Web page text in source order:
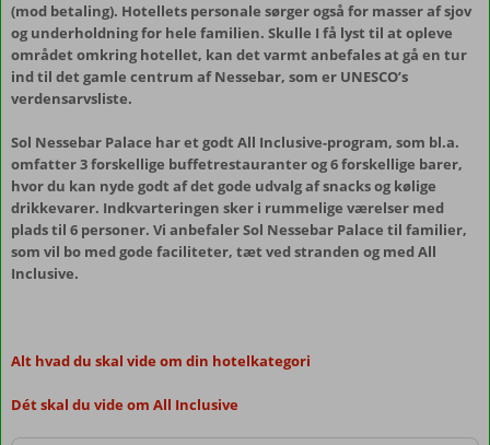
(mod betaling). Hotellets personale sørger også for masser af sjov
og underholdning for hele familien. Skulle I få lyst til at opleve
området omkring hotellet, kan det varmt anbefales at gå en tur
ind til det gamle centrum af Nessebar, som er UNESCO’s
verdensarvsliste.
Sol Nessebar Palace har et godt All Inclusive-program, som bl.a.
omfatter 3 forskellige buffetrestauranter og 6 forskellige barer,
hvor du kan nyde godt af det gode udvalg af snacks og kølige
drikkevarer. Indkvarteringen sker i rummelige værelser med
plads til 6 personer. Vi anbefaler Sol Nessebar Palace til familier,
som vil bo med gode faciliteter, tæt ved stranden og med All
Inclusive.
Alt hvad du skal vide om din hotelkategori
Dét skal du vide om All Inclusive